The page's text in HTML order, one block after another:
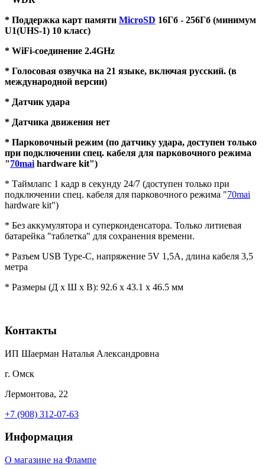
* Поддержка карт памяти MicroSD 16Гб - 256Гб (минимум
U1(UHS-1) 10 класс)
* WiFi-соединение 2.4GHz
* Голосовая озвучка на 21 языке, включая русский. (в
международной версии)
* Датчик удара
* Датчика движения нет
* Парковочный режим (по датчику удара, доступен только
при подключении спец. кабеля для парковочного режима
"70mai hardware kit")
* Таймлапс 1 кадр в секунду 24/7 (доступен только при
подключении спец. кабеля для парковочного режима "70mai
hardware kit")
* Без аккумулятора и суперконденсатора. Только литиевая
батарейка "таблетка" для сохранения времени.
* Разъем USB Type-C, напряжение 5V 1,5А, длина кабеля 3,5
метра
* Размеры (Д x Ш x В): 92.6 x 43.1 x 46.5 мм
Контакты
ИП Шаерман Наталья Александровна
г. Омск
Лермонтова, 22
+7 (908) 312-07-63
Информация
О магазине на Флампе